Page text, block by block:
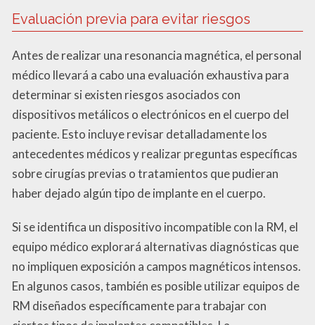
Evaluación previa para evitar riesgos
Antes de realizar una resonancia magnética, el personal
médico llevará a cabo una evaluación exhaustiva para
determinar si existen riesgos asociados con
dispositivos metálicos o electrónicos en el cuerpo del
paciente. Esto incluye revisar detalladamente los
antecedentes médicos y realizar preguntas específicas
sobre cirugías previas o tratamientos que pudieran
haber dejado algún tipo de implante en el cuerpo.
Si se identifica un dispositivo incompatible con la RM, el
equipo médico explorará alternativas diagnósticas que
no impliquen exposición a campos magnéticos intensos.
En algunos casos, también es posible utilizar equipos de
RM diseñados específicamente para trabajar con